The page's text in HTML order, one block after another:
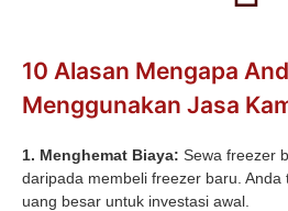
10 Alasan Mengapa
Menggunakan Jasa
1. Menghemat Biaya: Sewa freezer
daripada membeli freezer baru.
uang besar untuk investasi awal.